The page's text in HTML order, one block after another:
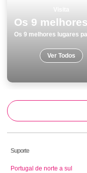
Ver Todos
Suporte
Portugal de norte a sul